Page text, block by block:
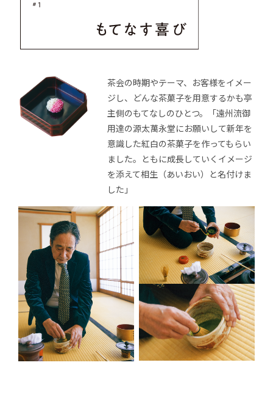
茶会の時期やテーマ、お客様をイメー
ジし、どんな茶菓子を用意するかも亭
主側のもてなしのひとつ。「遠州流御
用達の源太萬永堂にお願いして新年を
意識した紅白の茶菓子を作ってもらい
ました。ともに成長していくイメージ
を添えて相生（あいおい）と名付けま
した」